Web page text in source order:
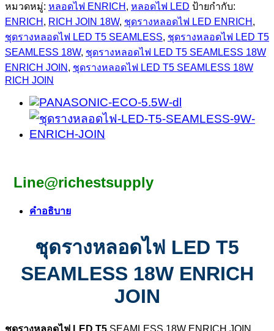
หมวดหมู่: หลอดไฟ ENRICH , หลอดไฟ LED ป้ายกำกับ:
ENRICH , RICH JOIN 18W, ชุดรางหลอดไฟ LED ENRICH ,
ชุดรางหลอดไฟ LED T5 SEAMLESS, ชุดรางหลอดไฟ LED T5
SEAMLESS 18W, ชุดรางหลอดไฟ LED T5 SEAMLESS 18W
ENRICH JOIN , ชุดรางหลอดไฟ LED T5 SEAMLESS 18W
RICH JOIN
Line@richestsupply
คำอธิบาย
ชุดรางหลอดไฟ LED T5
SEAMLESS 18W ENRICH
JOIN
ชุดรางหลอดไฟ LED T5 SEAMLESS 18W ENRICH JOIN